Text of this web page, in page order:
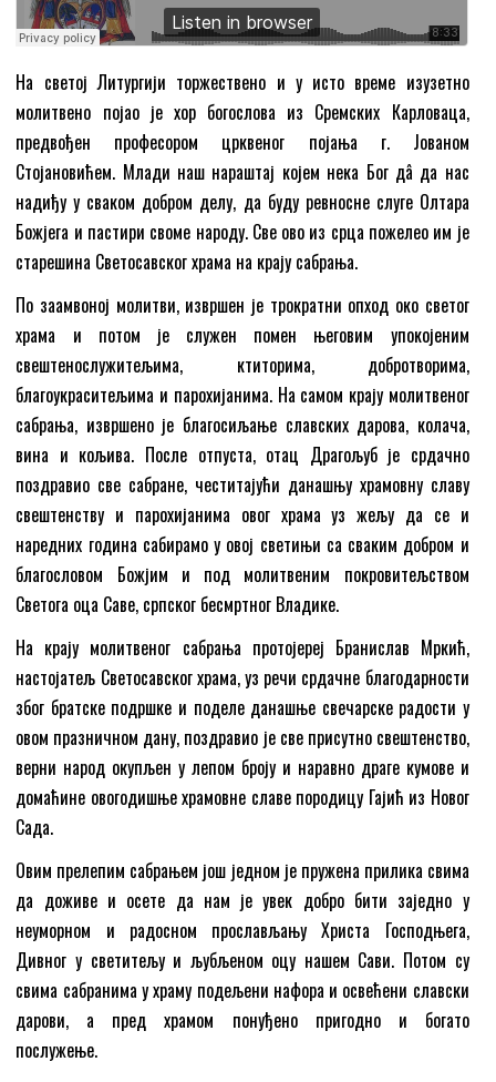
На светој Литургији торжествено и у исто време изузетно
молитвено појао је хор богослова из Сремских Карловаца,
предвођен професором црквеног појања г. Јованом
Стојановићем. Млади наш нараштај којем нека Бог дâ да нас
надиђу у сваком добром делу, да буду ревносне слуге Олтара
Божјега и пастири своме народу. Све ово из срца пожелео им је
старешина Светосавског храма на крају сабрања.
По заамвоној молитви, извршен је трократни опход око светог
храма и потом је служен помен његовим упокојеним
свештенослужитељима, ктиторима, добротворима,
благоукраситељима и парохијанима. На самом крају молитвеног
сабрања, извршено је благосиљање славских дарова, колача,
вина и кољива. После отпуста, отац Драгољуб је срдачно
поздравио све сабране, честитајући данашњу храмовну славу
свештенству и парохијанима овог храма уз жељу да се и
наредних година сабирамо у овој светињи са сваким добром и
благословом Божјим и под молитвеним покровитељством
Светога оца Саве, српског бесмртног Владике.
На крају молитвеног сабрања протојереј Бранислав Мркић,
настојатељ Светосавског храма, уз речи срдачне благодарности
због братске подршке и поделе данашње свечарске радости у
овом празничном дану, поздравио је све присутно свештенство,
верни народ окупљен у лепом броју и наравно драге кумове и
домаћине овогодишње храмовне славе породицу Гајић из Новог
Сада.
Овим прелепим сабрањем још једном је пружена прилика свима
да доживе и осете да нам је увек добро бити заједно у
неуморном и радосном прослављању Христа Господњега,
Дивног у светитељу и љубљеном оцу нашем Сави. Потом су
свима сабранима у храму подељени нафора и освећени славски
дарови, а пред храмом понуђено пригодно и богато
послужење.